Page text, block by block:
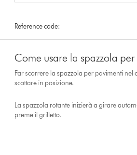
Reference code:
Come usare la spazzola
Far scorrere la spazzola per pavimenti nel
scattare in posizione.
La spazzola rotante inizierà a girare
preme il grilletto.